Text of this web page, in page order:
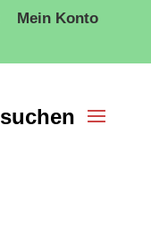
Mein Konto